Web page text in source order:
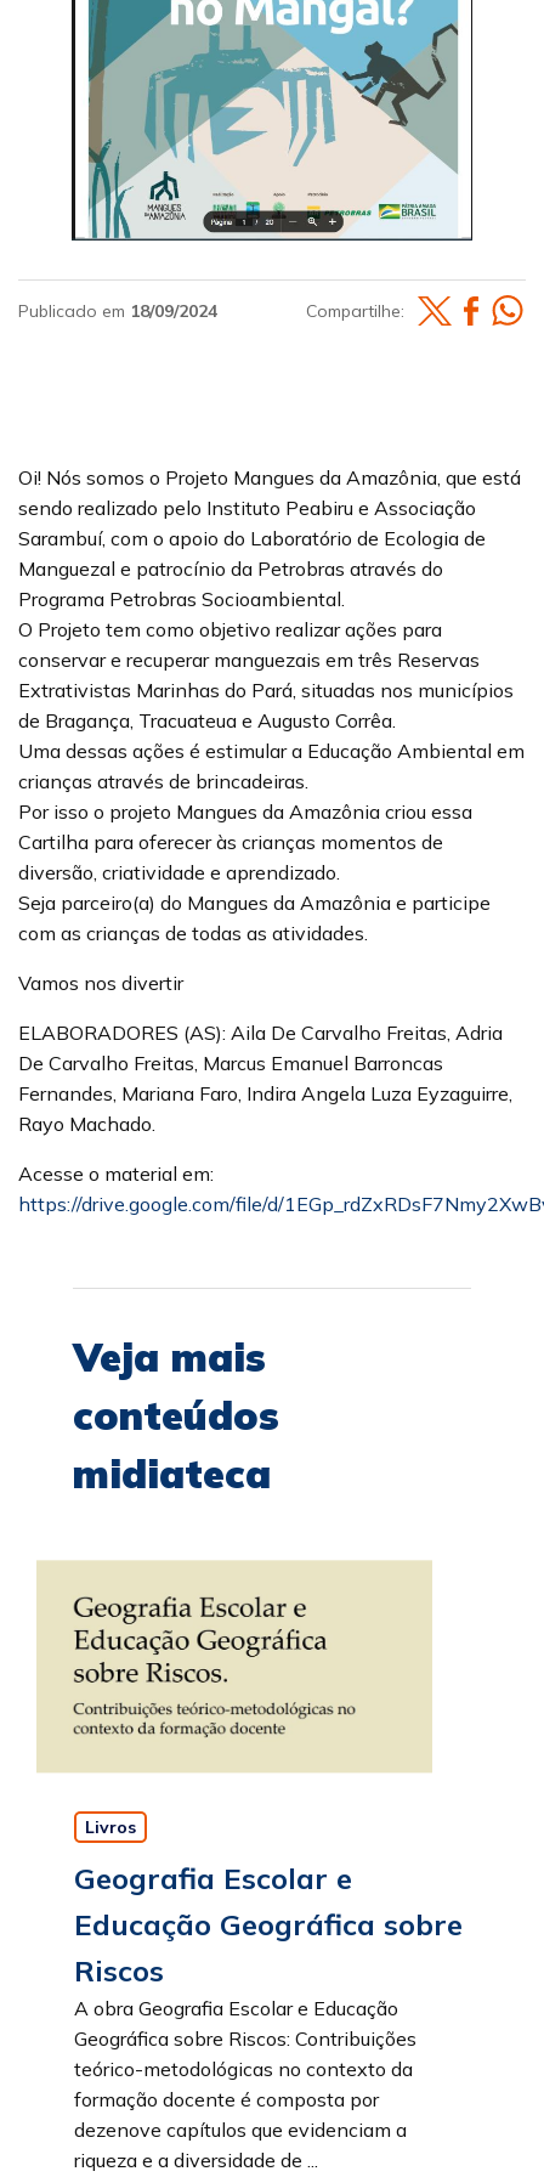
Publicado em 18/09/2024 Compartilhe:
Oi! Nós somos o Projeto Mangues da Amazônia, que está
sendo realizado pelo Instituto Peabiru e Associação
Sarambuí, com o apoio do Laboratório de Ecologia de
Manguezal e patrocínio da Petrobras através do
Programa Petrobras Socioambiental.
O Projeto tem como objetivo realizar ações para
conservar e recuperar manguezais em três Reservas
Extrativistas Marinhas do Pará, situadas nos municípios
de Bragança, Tracuateua e Augusto Corrêa.
Uma dessas ações é estimular a Educação Ambiental em
crianças através de brincadeiras.
Por isso o projeto Mangues da Amazônia criou essa
Cartilha para oferecer às crianças momentos de
diversão, criatividade e aprendizado.
Seja parceiro(a) do Mangues da Amazônia e participe
com as crianças de todas as atividades.
Vamos nos divertir
ELABORADORES (AS): Aila De Carvalho Freitas, Adria
De Carvalho Freitas, Marcus Emanuel Barroncas
Fernandes, Mariana Faro, Indira Angela Luza Eyzaguirre,
Rayo Machado.
Acesse o material em:
https://drive.google.com/file/d/
Veja mais
conteúdos
midiateca
Livros
Geografia Escolar e
Educação Geográfica sobre
Riscos
A obra Geografia Escolar e Educação
Geográfica sobre Riscos: Contribuições
teórico-metodológicas no contexto da
formação docente é composta por
dezenove capítulos que evidenciam a
riqueza e a diversidade de ...